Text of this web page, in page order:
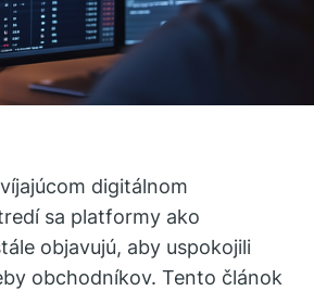
digitálnom
sa platformy ako
objavujú, aby uspokojili
obchodníkov. Tento článok